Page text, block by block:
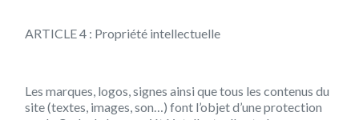
ARTICLE 4 : Propriété intellectuelle
Les marques, logos, signes ainsi que tous les contenus du
site (textes, images, son…) font l’objet d’une protection